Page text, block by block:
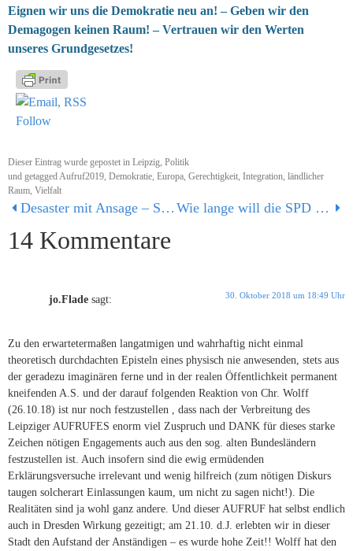
Eignen wir uns die Demokratie neu an! – Geben wir den
Demagogen keinen Raum! – Vertrauen wir den Werten
unseres Grundgesetzes!
Follow
Dieser Eintrag wurde gepostet in Leipzig Politik
und getagged Aufruf2019 Demokratie Europa Gerechtigkeit Integration ländlicher
Raum Vielfalt
Desaster mit Ansage – SPD am Scheideweg Wie lange will die SPD das bleiben: uninteressant und langweilig?
14 Kommentare
jo.Flade sagt: 30. Oktober 2018 um 18:49 Uhr
Zu den erwartetermaßen langatmigen und wahrhaftig nicht einmal
theoretisch durchdachten Episteln eines physisch nie anwesenden, stets aus
der geradezu imaginären ferne und in der realen Öffentlichkeit permanent
kneifenden A.S. und der darauf folgenden Reaktion von Chr. Wolff
(26.10.18) ist nur noch festzustellen , dass nach der Verbreitung des
Leipziger AUFRUFES enorm viel Zuspruch und DANK für dieses starke
Zeichen nötigen Engagements auch aus den sog. alten Bundesländern
festzustellen ist. Auch insofern sind die ewig ermüdenden
Erklärungsversuche irrelevant und wenig hilfreich (zum nötigen Diskurs
taugen solcherart Einlassungen kaum, um nicht zu sagen nicht!). Die
Realitäten sind ja wohl ganz andere. Und dieser AUFRUF hat selbst endlich
auch in Dresden Wirkung gezeitigt; am 21.10. d.J. erlebten wir in dieser
Stadt den Aufstand der Anständigen – es wurde hohe Zeit!! Wolff hat den